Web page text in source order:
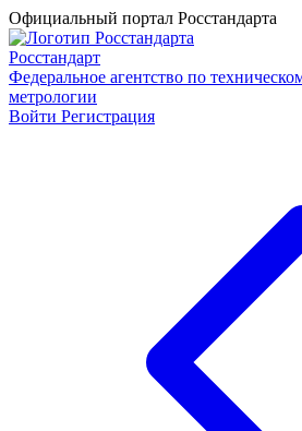
Официальный портал Росстандарта
Росстандарт
Федеральное агентство по
метрологии
Войти Регистрация